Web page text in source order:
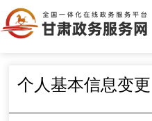
个人基本信息变更